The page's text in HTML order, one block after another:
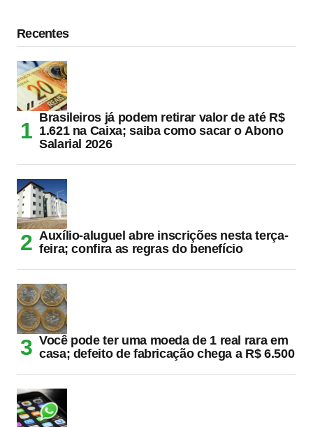
Recentes
Brasileiros já podem retirar valor de até R$
1.621 na Caixa; saiba como sacar o Abono
Salarial 2026
Auxílio-aluguel abre inscrições nesta terça-
feira; confira as regras do benefício
Você pode ter uma moeda de 1 real rara em
casa; defeito de fabricação chega a R$ 6.500